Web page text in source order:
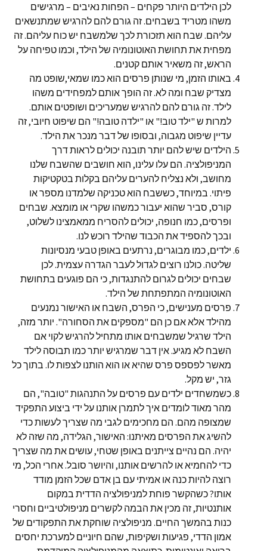
לכן הילדים היותר פקחים – הפחות נאיבים – מרגישים
משהו מטריד בשבחים. זה גורם להם להרגיש שמתנשאים
עליהם. שבח הוא תזכורת לכך שלמשבח יש כוח עליהם. זה
מפחית את תחושת האוטונומיה של הילד, וכמו טפיחה על
הראש, זה משאיר אותם קטנים.
באותו הזמן, מי שנותן פרסים הוא כמו שמאי,שופט מה
מצדיק שבח ומה לא. זה הופך אותם למפחידים משהו
לילד. זה גורם להם להרגיש שמעריכים ושופטים אותם.
למרות ש "ילד טוב!" או "ילדה טובה!" הם שיפוט חיובי, זה
עדיין שיפוט מגבוה, ובסופו של דבר מנכר את הילד.
הילדים שיש להם יותר תובנה יכולים לראות דרך
המניפולציה. הם עלו עלינו, הוא חושבים שהשבח שלנו
מחושב, ולא נצליח להערים עליהם בקלות בטקטיקות
פיתוי. במיוחד, כששבח הוא טכניקה שלמדנו מספר או
קורס, סביר שהוא יעבור כמשהו שקרי או מומצא. שבחים
ופרסים, כמו חנופה, יכולים להסריח ממאמצינו לשלוט,
ובכך להספיד את הכבוד שהילד רוכש לנו.
ילדים, כמו מבוגרים, נרתעים באופן טבעי מנסיונות
שליטה. כולנו רוצים לגדול לעבר הגדרה עצמית. לכן
שבחים יכולים לגרום להתנגדות, כי הם פוגעים בתחושת
האוטונומיה המתפתחת של הילד.
פרסים מענישים, כי הפרס, השבח או האישור נמנעים
מהילד אלא אם כן הם "מספקים את הסחורה". יותר מזה,
הילד שרגיל שמשבחים אותו מתחיל להרגיש לקוי אם
השבח לא מגיע. אין דבר שמרגיש יותר כמו תבוסה לילד
מאשר לפספס פרס שהיא או הוא הותנו לצפות לו. בתוך כל
גזר, יש מקל.
כשמשחדים ילדים עם פרסים על התנהגות "טובה", הם
מהר מאוד לומדים איך לתמרן אותנו על ידי ביצוע התפקיד
שמצופה מהם. הם מחכימים לגבי מה שצריך לעשות כדי
להשיג את הפרסים מאיתנו: האישור, הגלידה, מה שזה לא
יהיה. הם נהיים צייתנים באופן שטחי, עושים את מה שצריך
כדי להחמיא או להרשים אותנו, והיושר סובל. אחרי הכל, מי
רוצה להיות כנה או אמיתי עם בן אדם שכל הזמן מודד
אותו? כשהקשר פוחת למניפולציה הדדית במקום
אותנטיות, זה מכין את הבמה לקשרים מניפולטיביים וחסרי
כנות בהמשך החיים. מניפולציה שוחקת את התפקודים של
אמון הדדי, פגיעות ושקיפות, שהם חיוניים למערכת יחסים